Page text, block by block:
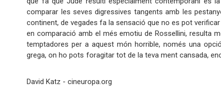
comparar les seves digressives tangents amb les
continent, de vegades fa la sensació que no es pot
en comparació amb el més emotiu de Rossellini, resulta
temptadores per a aquest món horrible, només una
grega, on ho pots foragitar tot de la teva
David Katz - cineuropa.org